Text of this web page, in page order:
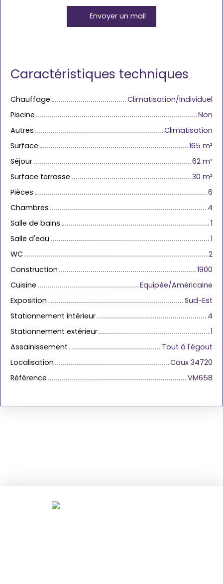
Envoyer un mail
Caractéristiques techniques
Chauffage
Climatisation/Individuel
Piscine
Non
Autres
Climatisation
Surface
165 m²
Séjour
62 m²
Surface terrasse
30 m²
Pièces
6
Chambres
4
Salle de bains
1
Salle d'eau
1
WC
2
Construction
1900
Cuisine
Equipée/Américaine
Exposition
Sud-Est
Stationnement intérieur
4
Stationnement extérieur
1
Assainissement
Tout à l'égout
Localisation
Caux 34720
Référence
VM658